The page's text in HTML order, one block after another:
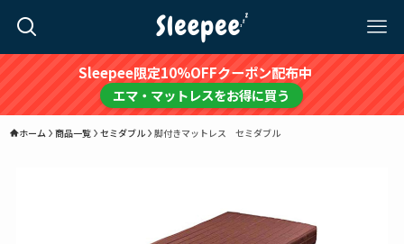
Sleepee限定10%OFFクーポン配布中
エマ・マットレスをお得に買う
ホーム 商品一覧 セミダブル 脚付きマットレス セミダブル